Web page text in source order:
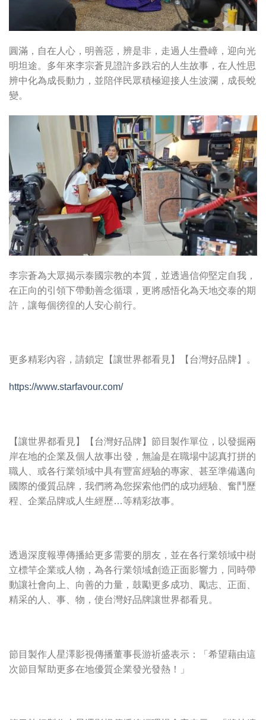
圓滿，自在人心，明善惡，辨是非，走過人生疊嶂，迎向光
明坦途。多年來李宗蒼見證許多跌宕的人生故事，在人性思
辨中化為成長動力，並陪伴民眾積極迎接人生波瀾，成長蛻
變。
李宗蒼為大眾揭示泰國宗教的本質，並透過信仰堅定自我，
在正向的引領下帶動善念循環，更將感悟化為天地交泰的期
許，讓每個徬徨的人安心前行。
更多精彩內容，請鎖定【讓世界都看見】【台灣好品牌】。
https://www.starfavour.com/
【讓世界都看見】【台灣好品牌】節目製作單位，以發掘兩
岸在地的企業及個人故事出發，無論是在職場中認真打拼的
職人、或各行業領域中具有豐富經驗的專家、甚至準備邁向
國際的優質品牌，我們將為您探索他們的成功經驗、奮鬥歷
程、企業品牌或人生經歷…等精彩故事。
透過深度報導傳播給更多需要的朋友，並在各行業領域中樹
立標竿企業或人物，為各行業領域創造正面影響力，同時帶
動讓社會向上、向善的力量，鼓勵更多成功、勵志、正面、
精采的人、事、物，使台灣好品牌讓世界都看見。
節目製作人星澤影視傳播董事長游祈盛表示：「希望藉由這
次節目幫助更多在地優質企業發光發熱！」